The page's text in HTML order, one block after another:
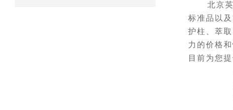
北京
标准品以
护柱、萃
力的价格
目前为您